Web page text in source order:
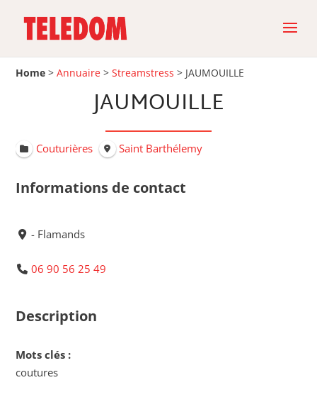
Home >Annuaire >Streamstress > JAUMOUILLE
JAUMOUILLE
Couturières Saint Barthélemy
Informations de contact
- Flamands
06 90 56 25 49
Description
Mots clés :
coutures